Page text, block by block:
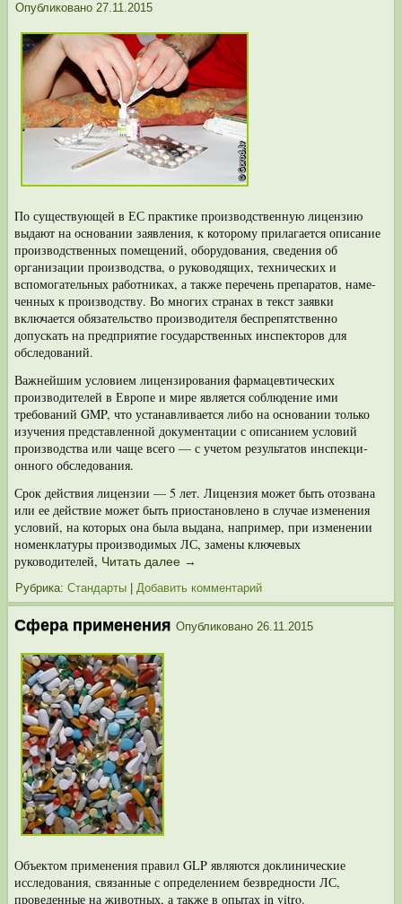
Опубликовано 27.11.2015
По существующей в ЕС практике производственную лицензию
выдают на ос­новании заявления, к которому прилагается описание
производственных поме­щений, оборудования, сведения об
организации производства, о руководящих, технических и
вспомогательных работниках, а также перечень препаратов, наме­
ченных к производству. Во многих странах в текст заявки
включается обязатель­ство производителя беспрепятственно
допускать на предприятие государствен­ных инспекторов для
обследований.
Важнейшим условием лицензирования фармацевтических
производителей в Европе и мире является соблюдение ими
требований GMP, что устанавливает­ся либо на основании только
изучения представленной документации с описа­нием условий
производства или чаще всего — с учетом результатов инспекци­
онного обследования.
Срок действия лицензии — 5 лет. Лицензия может быть отозвана
или ее действие может быть приостановлено в случае изменения
условий, на кото­рых она была выдана, например, при изменении
номенклатуры производимых ЛС, замены ключевых
руководителей, Читать далее →
Рубрика: Стандарты |Добавить комментарий
Сфера применения Опубликовано 26.11.2015
Объектом применения правил GLP являются доклинические
исследования, связанные с определением безвредности ЛС,
проведенные на животных, а так­же в опытах in vitro.